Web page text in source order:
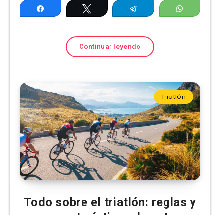
Compartir Twittear Telegram
Continuar leyendo
Triatlón
Todo sobre el triatlón: reglas y